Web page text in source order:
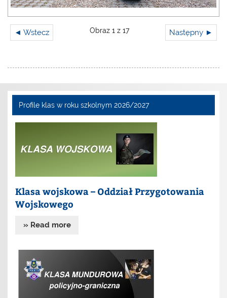
◄ Wstecz Następny ►
Obraz 1 z 17
Profile klas w roku szkolnym 2026/2027
Klasa wojskowa – Oddział Przygotowania
Wojskowego
» Read more